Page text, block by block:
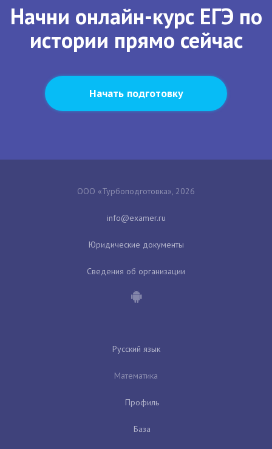
Начни онлайн-курс ЕГЭ по
истории прямо сейчас
Начать подготовку
ООО «Турбоподготовка», 2026
Юридические документы
Сведения об организации
Русский язык
Математика
Профиль
База